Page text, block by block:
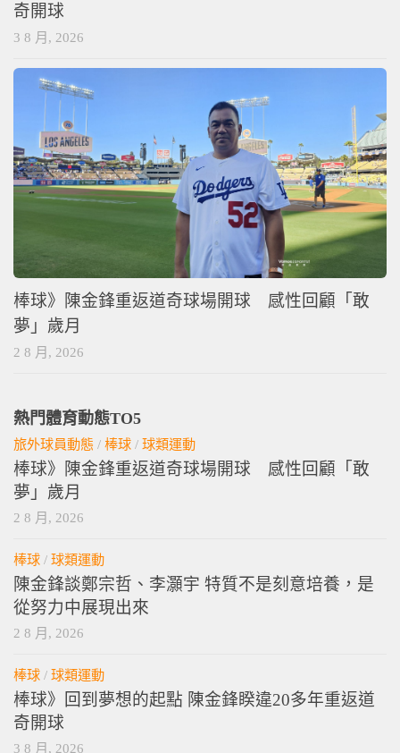
奇開球
3 8 月, 2026
棒球》陳金鋒重返道奇球場開球 感性回顧「敢
夢」歲月
2 8 月, 2026
熱門體育動態TO5
旅外球員動態 / 棒球 / 球類運動
棒球》陳金鋒重返道奇球場開球 感性回顧「敢
夢」歲月
2 8 月, 2026
棒球 / 球類運動
陳金鋒談鄭宗哲、李灝宇 特質不是刻意培養，是
從努力中展現出來
2 8 月, 2026
棒球 / 球類運動
棒球》回到夢想的起點 陳金鋒睽違20多年重返道
奇開球
3 8 月, 2026